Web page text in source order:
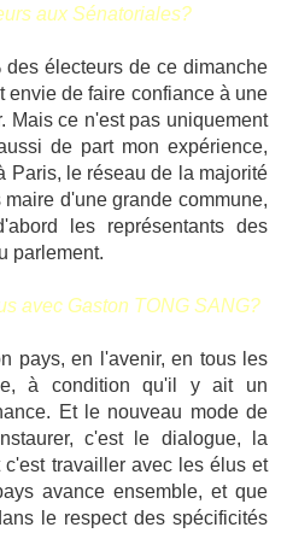
aux Sénatoriales?
électeurs de ce dimanche
envie de faire confiance à une
Mais ce n'est pas uniquement
de part mon expérience,
Paris, le réseau de la majorité
d'une grande commune,
les représentants des
parlement.
avec Gaston TONG SANG?
pays, en l'avenir, en tous les
à condition qu'il y ait un
Et le nouveau mode de
c'est le dialogue, la
travailler avec les élus et
avance ensemble, et que
le respect des spécificités